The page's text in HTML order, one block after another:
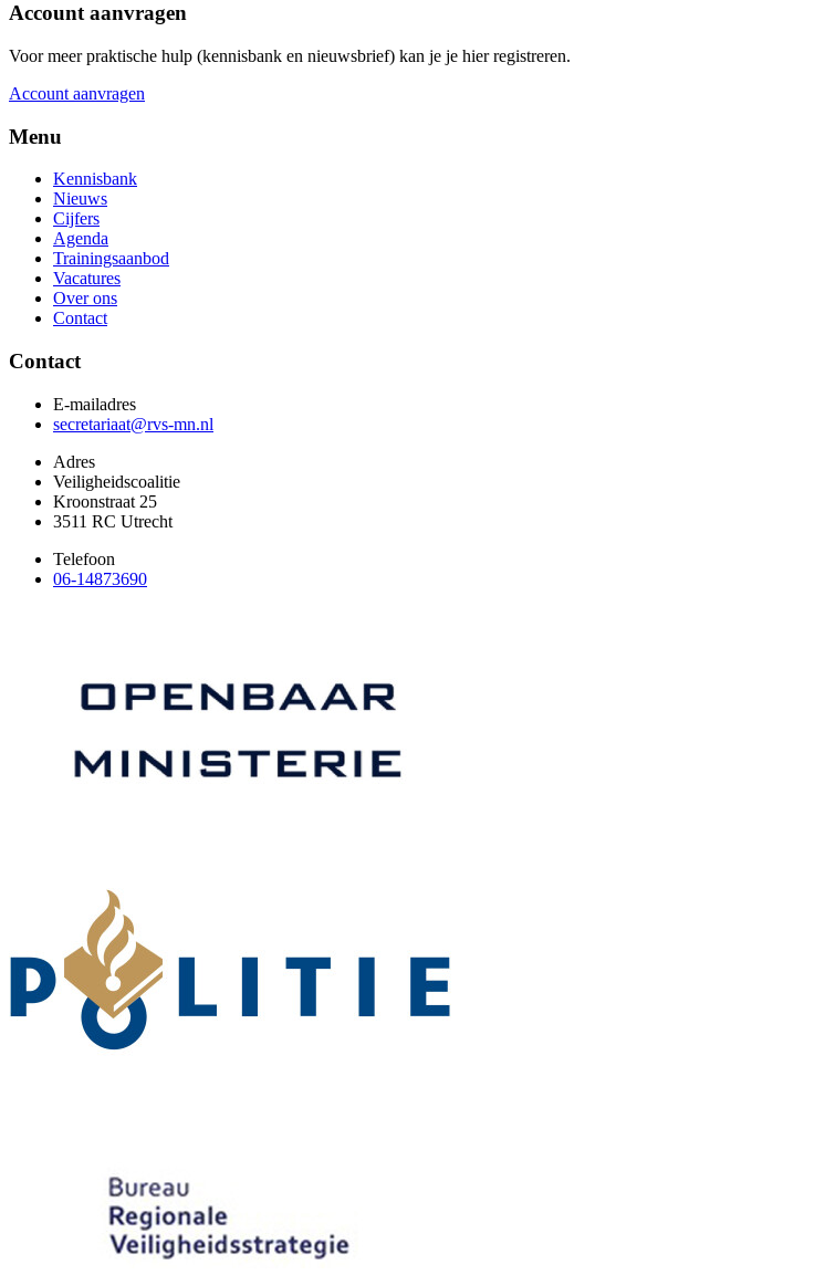
Account aanvragen
Voor meer praktische hulp (kennisbank en nieuwsbrief) kan je je hier registreren.
Account aanvragen
Menu
Kennisbank
Nieuws
Cijfers
Agenda
Trainingsaanbod
Vacatures
Over ons
Contact
Contact
E-mailadres
secretariaat@rvs-mn.nl
Adres
Veiligheidscoalitie
Kroonstraat 25
3511 RC Utrecht
Telefoon
06-14873690